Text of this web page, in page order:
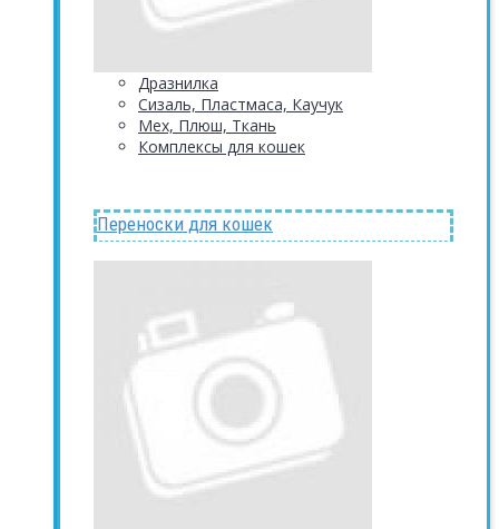
Дразнилка
Сизаль, Пластмаса, Каучук
Мех, Плюш, Ткань
Комплексы для кошек
Переноски для кошек